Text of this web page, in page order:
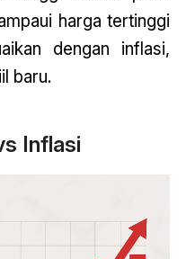
harga tertinggi
dengan inflasi,
baru.
Inflasi